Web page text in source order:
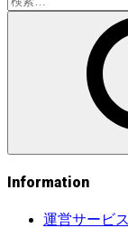
索:
Information
運営サービス